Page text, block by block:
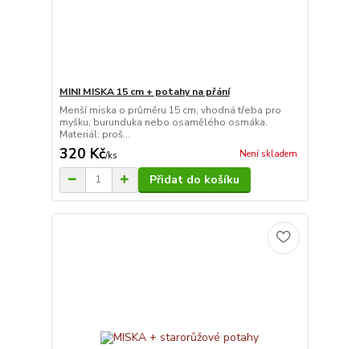
MINI MISKA 15 cm + potahy na přání
Menší miska o průměru 15 cm, vhodná třeba pro
myšku, burunduka nebo osamělého osmáka.
Materiál: proš...
320 Kč/ks Není skladem
Přidat do košíku